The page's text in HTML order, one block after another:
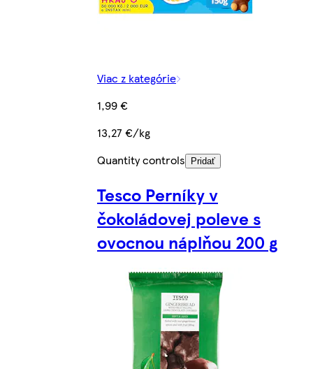
Viac z kategórie
1,99 €
13,27 €/kg
Quantity controls
Pridať
Tesco Perníky v
čokoládovej poleve s
ovocnou náplňou 200 g